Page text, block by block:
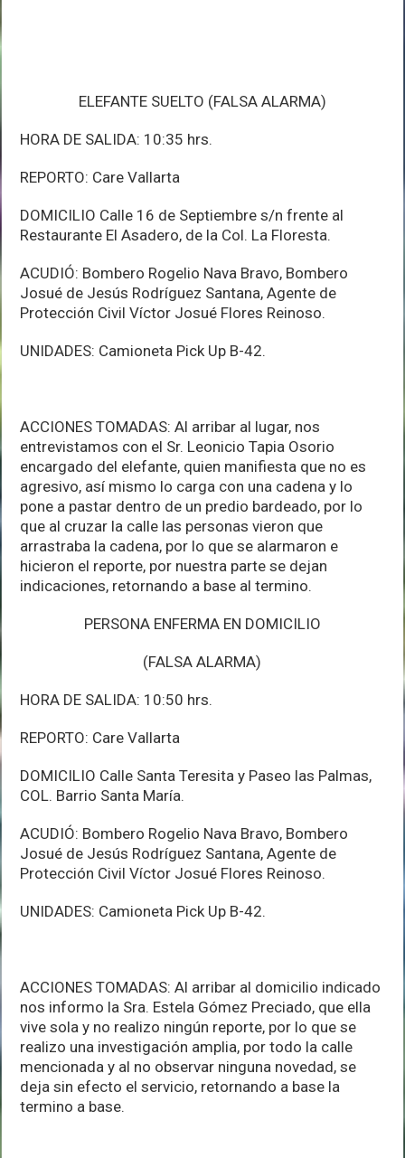
ELEFANTE SUELTO (FALSA ALARMA)
HORA DE SALIDA: 10:35 hrs.
REPORTO: Care Vallarta
DOMICILIO Calle 16 de Septiembre s/n frente al
Restaurante El Asadero, de la Col. La Floresta.
ACUDIÓ: Bombero Rogelio Nava Bravo, Bombero
Josué de Jesús Rodríguez Santana, Agente de
Protección Civil Víctor Josué Flores Reinoso.
UNIDADES: Camioneta Pick Up B-42.
ACCIONES TOMADAS: Al arribar al lugar, nos
entrevistamos con el Sr. Leonicio Tapia Osorio
encargado del elefante, quien manifiesta que no es
agresivo, así mismo lo carga con una cadena y lo
pone a pastar dentro de un predio bardeado, por lo
que al cruzar la calle las personas vieron que
arrastraba la cadena, por lo que se alarmaron e
hicieron el reporte, por nuestra parte se dejan
indicaciones, retornando a base al termino.
PERSONA ENFERMA EN DOMICILIO
(FALSA ALARMA)
HORA DE SALIDA: 10:50 hrs.
REPORTO: Care Vallarta
DOMICILIO Calle Santa Teresita y Paseo las Palmas,
COL. Barrio Santa María.
ACUDIÓ: Bombero Rogelio Nava Bravo, Bombero
Josué de Jesús Rodríguez Santana, Agente de
Protección Civil Víctor Josué Flores Reinoso.
UNIDADES: Camioneta Pick Up B-42.
ACCIONES TOMADAS: Al arribar al domicilio indicado
nos informo la Sra. Estela Gómez Preciado, que ella
vive sola y no realizo ningún reporte, por lo que se
realizo una investigación amplia, por todo la calle
mencionada y al no observar ninguna novedad, se
deja sin efecto el servicio, retornando a base la
termino a base.